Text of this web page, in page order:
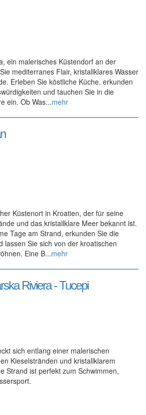
ein malerisches Küstendorf an der
mediterranes Flair, kristallklares Wasser
Erleben Sie köstliche Küche, erkunden
und tauchen Sie in die
ein. Ob Was...mehr
Küstenort in Kroatien, der für seine
und das kristallklare Meer bekannt ist.
Tage am Strand, erkunden Sie die
lassen Sie sich von der kroatischen
Eine B...mehr
Riviera - Tucepi
sich entlang einer malerischen
Kieselstränden und kristallklarem
Strand ist perfekt zum Schwimmen,